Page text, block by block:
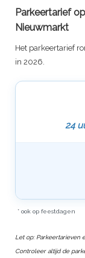
Parkeertarief
Nieuwmarkt
Het parkeertarief
in 2026.
24
* ook op feestdagen
Let op: Parkeertarieven
Controleer altijd de